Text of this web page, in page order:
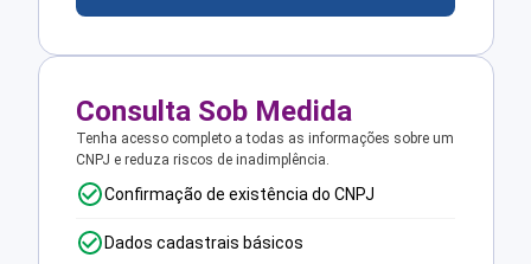
Consulta Sob Medida
Tenha acesso completo a todas as informações sobre um
CNPJ e reduza riscos de inadimplência.
Confirmação de existência do CNPJ
Dados cadastrais básicos